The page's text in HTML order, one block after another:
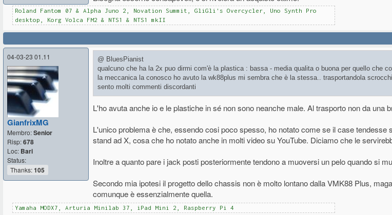
Roland Fantom 07 & Alpha Juno 2, Novation Summit, GliGli's Overcycler, Uno Synth Pro
desktop, Korg Volca FM2 & NTS1 & NTS1 mkII
04-03-23 01.11
GianfrixMG
Membro:Senior
Risp:678
Loc: Bari
Status:
Thanks:105
@ BluesPianist
qualcuno che ha la 2x puo dirmi com'è la plastica : bassa - media qualita o buona per quello che
la meccanica la conosco ho avuto la wk88plus mi sembra che è la stessa.. trasportandola
sento molti commenti discordanti
L'ho avuta anche io e le plastiche in sé non sono neanche male. Al trasporto non da una
L'unico problema è che, essendo cosi poco spesso, ho notato come se il case tendesse
stand ad X, cosa che ho notato anche in molti video su YouTube. Diciamo che le
Inoltre a quanto pare i jack posti posteriormente tendono a muoversi un pelo quando si
Secondo mia ipotesi il progetto dello chassis non è molto lontano dalla VMK88 Plus,
comunque è essenzialmente quella.
Yamaha MODX7, Arturia Minilab 37, iPad Mini 2, Raspberry Pi 4